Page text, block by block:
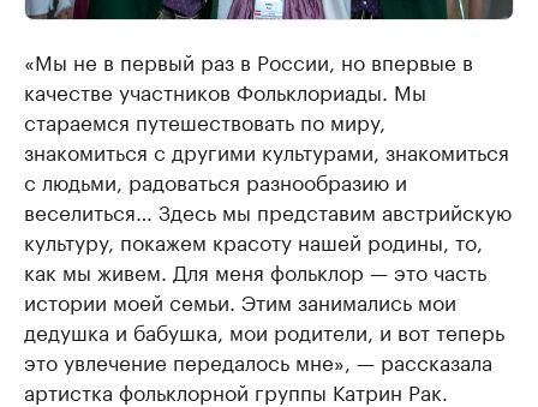
«Мы не в первый раз в России, но впервые в
качестве участников Фольклориады. Мы
стараемся путешествовать по миру,
знакомиться с другими культурами, знакомиться
с людьми, радоваться разнообразию и
веселиться… Здесь мы представим австрийскую
культуру, покажем красоту нашей родины, то,
как мы живем. Для меня фольклор — это часть
истории моей семьи. Этим занимались мои
дедушка и бабушка, мои родители, и вот теперь
это увлечение передалось мне», — рассказала
артистка фольклорной группы Катрин Рак.